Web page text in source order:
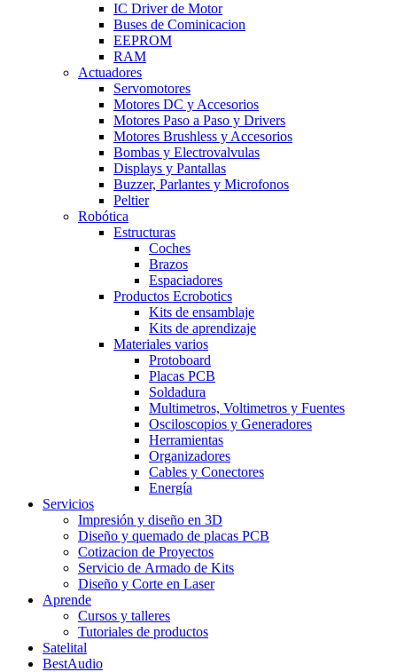
IC Driver de Motor
Buses de Cominicacion
EEPROM
RAM
Actuadores
Servomotores
Motores DC y Accesorios
Motores Paso a Paso y Drivers
Motores Brushless y Accesorios
Bombas y Electrovalvulas
Displays y Pantallas
Buzzer, Parlantes y Microfonos
Peltier
Robótica
Estructuras
Coches
Brazos
Espaciadores
Productos Ecrobotics
Kits de ensamblaje
Kits de aprendizaje
Materiales varios
Protoboard
Placas PCB
Soldadura
Multimetros, Voltimetros y Fuentes
Osciloscopios y Generadores
Herramientas
Organizadores
Cables y Conectores
Energía
Servicios
Impresión y diseño en 3D
Diseño y quemado de placas PCB
Cotizacion de Proyectos
Servicio de Armado de Kits
Diseño y Corte en Laser
Aprende
Cursos y talleres
Tutoriales de productos
Satelital
BestAudio